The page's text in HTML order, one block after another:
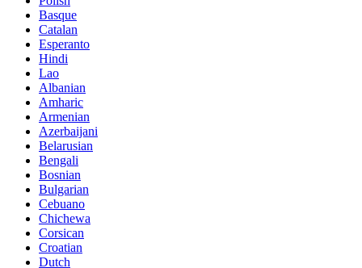
Basque
Catalan
Esperanto
Hindi
Lao
Albanian
Amharic
Armenian
Azerbaijani
Belarusian
Bengali
Bosnian
Bulgarian
Cebuano
Chichewa
Corsican
Croatian
Dutch